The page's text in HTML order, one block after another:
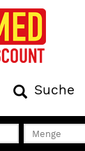
Suche